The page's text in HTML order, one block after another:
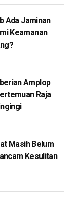
Ada Jaminan
Keamanan
Amplop
Raja
Masih Belum
Kesulitan